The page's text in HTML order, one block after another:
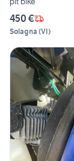
450 €
Solagna (VI)